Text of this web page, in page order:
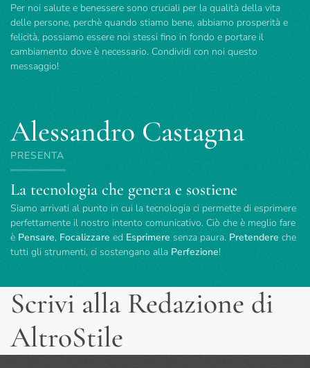
Per noi salute e benessere sono cruciali per la qualità della vita
delle persone, perchè quando stiamo bene, abbiamo prosperità e
felicità, possiamo essere noi stessi fino in fondo e portare il
cambiamento dove è necessario. Condividi con noi questo
messaggio!
Alessandro Castagna
PRESENTA
La tecnologia che genera e sostiene
Siamo arrivati al punto in cui la tecnologia ci permette di esprimere
perfettamente il nostro intento comunicativo. Ciò che è meglio fare
è Pensare, Focalizzare ed Esprimere senza paura. Pretendere che
tutti gli strumenti, ci sostengano alla Perfezione!
Scrivi alla Redazione di
AltroStile